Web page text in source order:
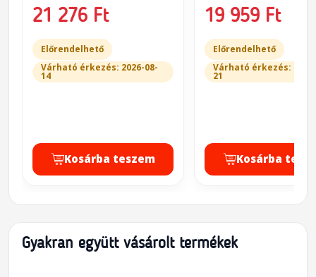
21 276 Ft
Előrendelhető
Várható érkezés: 2026-08-
14
Kosárba teszem
19 959 Ft
Előrendelhető
Várható érkezés:
21
Kosárba
Gyakran együtt vásárolt termékek